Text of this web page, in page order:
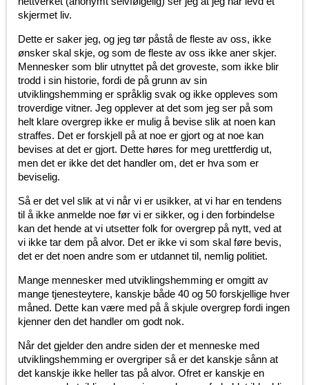
skjermet liv.
Dette er saker jeg, og jeg tør påstå de fleste av oss, ikke
ønsker skal skje, og som de fleste av oss ikke aner skjer.
Mennesker som blir utnyttet på det groveste, som ikke blir
trodd i sin historie, fordi de på grunn av sin
utviklingshemming er språklig svak og ikke oppleves som
troverdige vitner. Jeg opplever at det som jeg ser på som
helt klare overgrep ikke er mulig å bevise slik at noen kan
straffes. Det er forskjell på at noe er gjort og at noe kan
bevises at det er gjort. Dette høres for meg urettferdig ut,
men det er ikke det det handler om, det er hva som er
beviselig.
Så er det vel slik at vi når vi er usikker, at vi har en tendens
til å ikke anmelde noe før vi er sikker, og i den forbindelse
kan det hende at vi utsetter folk for overgrep på nytt, ved at
vi ikke tar dem på alvor. Det er ikke vi som skal føre bevis,
det er det noen andre som er utdannet til, nemlig politiet.
Mange mennesker med utviklingshemming er omgitt av
mange tjenesteytere, kanskje både 40 og 50 forskjellige hver
måned. Dette kan være med på å skjule overgrep fordi ingen
kjenner den det handler om godt nok.
Når det gjelder den andre siden der et menneske med
utviklingshemming er overgriper så er det kanskje sånn at
det kanskje ikke heller tas på alvor. Ofret er kanskje en